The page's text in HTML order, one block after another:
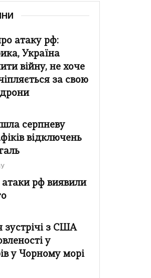
атаку рф:
Україна
війну, не хоче
за свою
дрони
серпневу
відключень
атаки рф виявили
зустрічі з США
у
у Чорному морі